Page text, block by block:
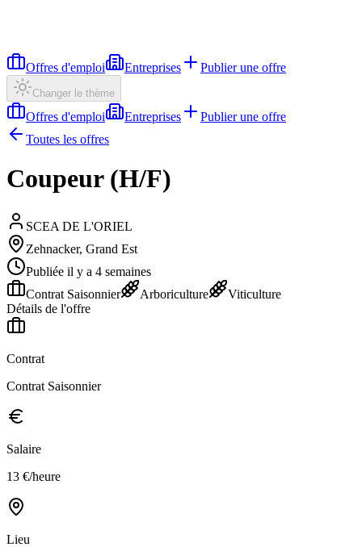
Offres d'emploi Entreprises Publier une offre
Changer le thème
Offres d'emploi Entreprises
Publier une offre
Toutes les offres
Coupeur (H/F)
SCEA DE L'ORIEL
Zehnacker, Grand Est
Publiée il y a 4 semaines
Contrat Saisonnier
Arboriculture
Viticulture
Détails de l'offre
Contrat
Contrat Saisonnier
Salaire
13 €/heure
Lieu